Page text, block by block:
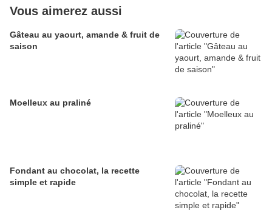
Vous aimerez aussi
Gâteau au yaourt, amande & fruit de
saison
Moelleux au praliné
Fondant au chocolat, la recette
simple et rapide